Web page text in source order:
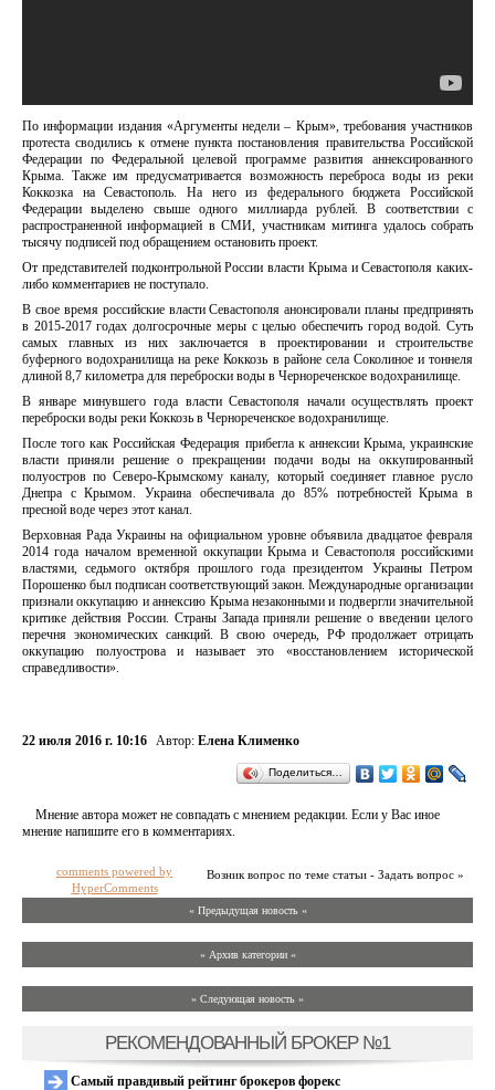
По информации издания «Аргументы недели – Крым», требования участников
протеста сводились к отмене пункта постановления правительства Российской
Федерации по Федеральной целевой программе развития аннексированного
Крыма. Также им предусматривается возможность переброса воды из реки
Коккозка на Севастополь. На него из федерального бюджета Российской
Федерации выделено свыше одного миллиарда рублей. В соответствии с
распространенной информацией в СМИ, участникам митинга удалось собрать
тысячу подписей под обращением остановить проект.
От представителей подконтрольной России власти Крыма и Севастополя каких-
либо комментариев не поступало.
В свое время российские власти Севастополя анонсировали планы предпринять
в 2015-2017 годах долгосрочные меры с целью обеспечить город водой. Суть
самых главных из них заключается в проектировании и строительстве
буферного водохранилища на реке Коккозь в районе села Соколиное и тоннеля
длиной 8,7 километра для переброски воды в Чернореченское водохранилище.
В январе минувшего года власти Севастополя начали осуществлять проект
переброски воды реки Коккозь в Чернореченское водохранилище.
После того как Российская Федерация прибегла к аннексии Крыма, украинские
власти приняли решение о прекращении подачи воды на оккупированный
полуостров по Северо-Крымскому каналу, который соединяет главное русло
Днепра с Крымом. Украина обеспечивала до 85% потребностей Крыма в
пресной воде через этот канал.
Верховная Рада Украины на официальном уровне объявила двадцатое февраля
2014 года началом временной оккупации Крыма и Севастополя российскими
властями, седьмого октября прошлого года президентом Украины Петром
Порошенко был подписан соответствующий закон. Международные организации
признали оккупацию и аннексию Крыма незаконными и подвергли значительной
критике действия России. Страны Запада приняли решение о введении целого
перечня экономических санкций. В свою очередь, РФ продолжает отрицать
оккупацию полуострова и называет это «восстановлением исторической
справедливости».
22 июля 2016 г. 10:16 Автор: Елена Клименко
Поделиться…
Мнение автора может не совпадать с мнением редакции. Если у Вас иное
мнение напишите его в комментариях.
Возник вопрос по теме статьи - Задать вопрос »
comments powered by
HyperComments
« Предыдущая новость «
» Архив категории «
» Следующая новость »
РЕКОМЕНДОВАННЫЙ БРОКЕР №1
Самый правдивый рейтинг брокеров форекс